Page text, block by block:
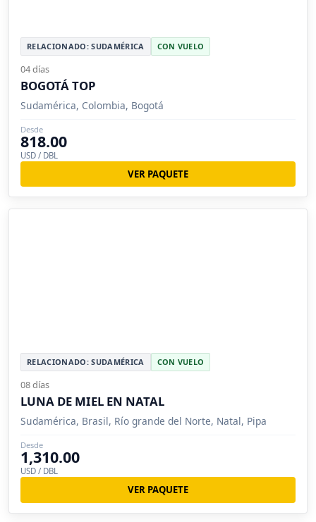
RELACIONADO: SUDAMÉRICA CON VUELO
04 días
BOGOTÁ TOP
Sudamérica, Colombia, Bogotá
Desde
818.00
USD / DBL
VER PAQUETE
RELACIONADO: SUDAMÉRICA CON VUELO
08 días
LUNA DE MIEL EN NATAL
Sudamérica, Brasil, Río grande del Norte, Natal, Pipa
Desde
1,310.00
USD / DBL
VER PAQUETE